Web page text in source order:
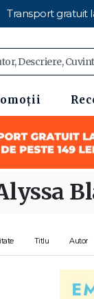
Transport gratuit
Titlu Autor